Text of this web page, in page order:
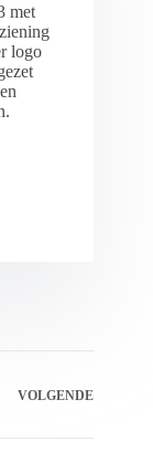
met
logo
VOLGENDE